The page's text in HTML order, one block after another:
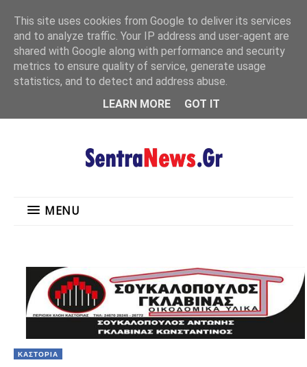
MENU
MENU
ΚΑΣΤΟΡΙΑ
This site uses cookies from Google to deliver its services
and to analyze traffic. Your IP address and user-agent are
shared with Google along with performance and security
metrics to ensure quality of service, generate usage
statistics, and to detect and address abuse.
LEARN MORE
GOT IT